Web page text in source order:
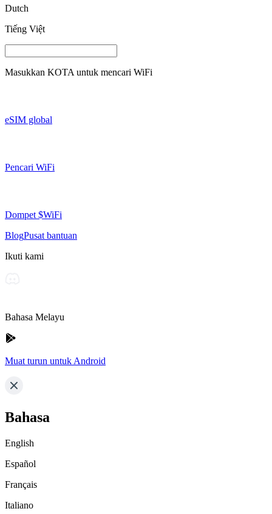
Dutch
Tiếng Việt
Masukkan KOTA untuk mencari WiFi
eSIM global
Pencari WiFi
Dompet $WiFi
BlogPusat bantuan
Ikuti kami
Bahasa Melayu
Muat turun untuk Android
Bahasa
English
Español
Français
Italiano